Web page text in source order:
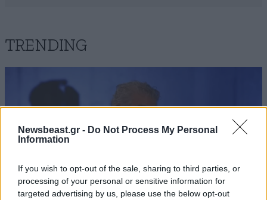
Newsbeast.gr - Do Not Process My Personal
Information
If you wish to opt-out of the sale, sharing to third parties, or
processing of your personal or sensitive information for
targeted advertising by us, please use the below opt-out
TRENDING